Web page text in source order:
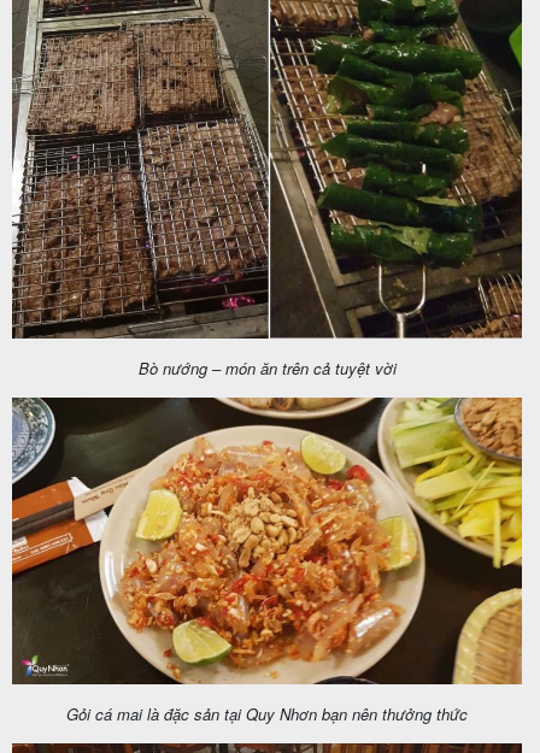
Cảm
nhận
khách
hàng
Tuyển
dụng
Liên
hệ
Bò nướng – món ăn trên cả tuyệt vời
Gỏi cá mai là đặc sản tại Quy Nhơn bạn nên thưởng thức